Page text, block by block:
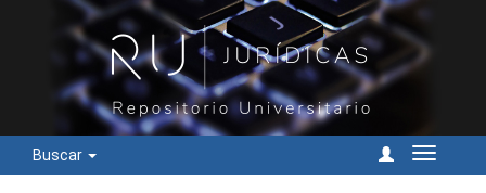
Buscar
Cambiar